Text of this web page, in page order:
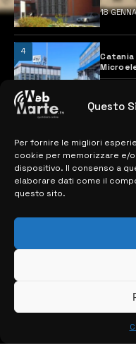
Questo
Per fornire le migliori
cookie per memorizzare e/
dispositivo. Il consenso a
elaborare dati come il
questo sito.
18
4
MAPPA DEL SITO
> NOTIZIE